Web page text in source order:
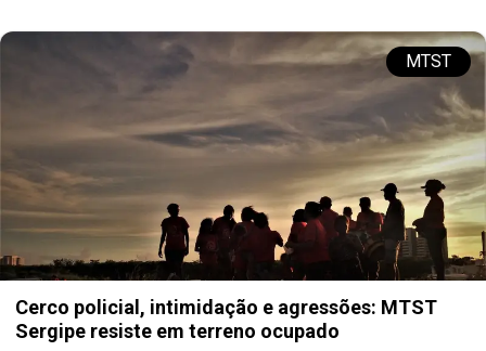
MTST
Cerco policial, intimidação e agressões: MTST
Sergipe resiste em terreno ocupado